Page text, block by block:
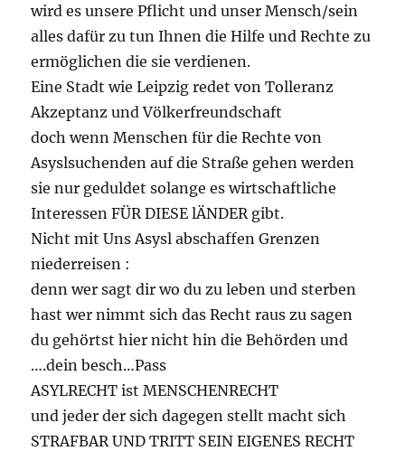
wird es unsere Pflicht und unser Mensch/sein
alles dafür zu tun Ihnen die Hilfe und Rechte zu
ermöglichen die sie verdienen.
Eine Stadt wie Leipzig redet von Tolleranz
Akzeptanz und Völkerfreundschaft
doch wenn Menschen für die Rechte von
Asyslsuchenden auf die Straße gehen werden
sie nur geduldet solange es wirtschaftliche
Interessen FÜR DIESE lÄNDER gibt.
Nicht mit Uns Asysl abschaffen Grenzen
niederreisen :
denn wer sagt dir wo du zu leben und sterben
hast wer nimmt sich das Recht raus zu sagen
du gehörtst hier nicht hin die Behörden und
….dein besch…Pass
ASYLRECHT ist MENSCHENRECHT
und jeder der sich dagegen stellt macht sich
STRAFBAR UND TRITT SEIN EIGENES RECHT